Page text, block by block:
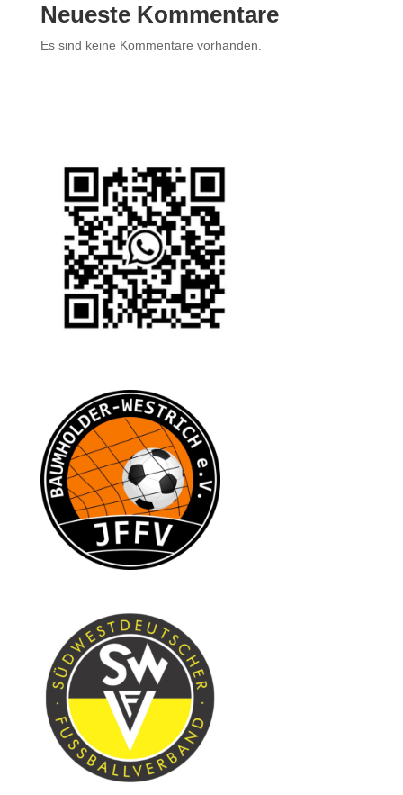
Neueste Kommentare
Es sind keine Kommentare vorhanden.